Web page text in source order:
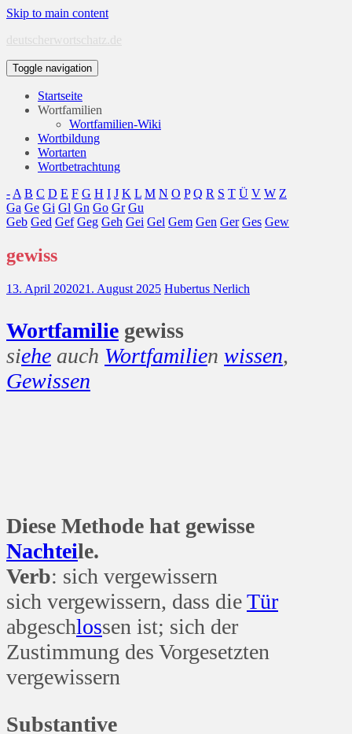
Skip to main content
deutscherwortschatz.de
Toggle navigation
Startseite
Wortfamilien
Wortfamilien-Wiki
Wortbildung
Wortarten
Wortbetrachtung
- A B C D E F G H I J K L M N O P Q R S T Ü V W Z
Ga Ge Gi Gl Gn Go Gr Gu
Geb Ged Gef Geg Geh Gei Gel Gem Gen Ger Ges Gew
gewiss
13. April 202021. August 2025 Hubertus Nerlich
Wortfamilie gewiss
siehe auch Wortfamilien wissen,
Gewissen
Diese Methode hat gewisse
Nachteile.
Verb: sich vergewissern
sich vergewissern, dass dieTür
abgeschlossen ist; sich der
Zustimmung des Vorgesetzten
vergewissern
Substantive